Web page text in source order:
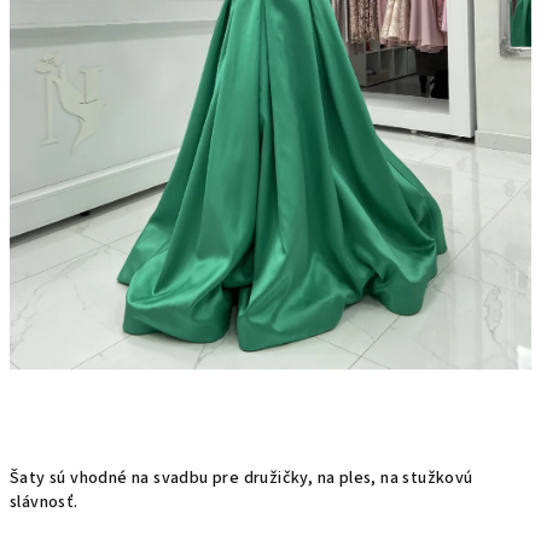
Šaty sú vhodné na svadbu pre družičky, na ples, na stužkovú
slávnosť.